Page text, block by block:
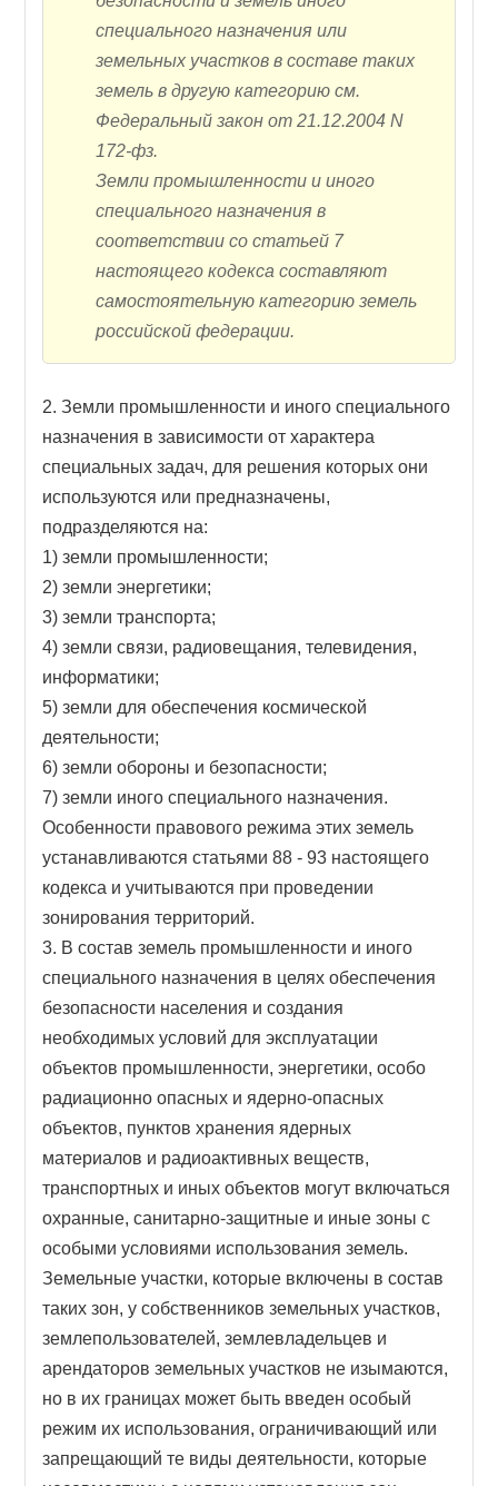
специального назначения или
земельных участков в составе таких
земель в другую категорию см.
Федеральный закон от 21.12.2004 N
172-фз.
Земли промышленности и иного
специального назначения в
соответствии со статьей 7
настоящего кодекса составляют
самостоятельную категорию земель
российской федерации.
2. Земли промышленности и иного специального
назначения в зависимости от характера
специальных задач, для решения которых они
используются или предназначены,
подразделяются на:
1) земли промышленности;
2) земли энергетики;
3) земли транспорта;
4) земли связи, радиовещания, телевидения,
информатики;
5) земли для обеспечения космической
деятельности;
6) земли обороны и безопасности;
7) земли иного специального назначения.
Особенности правового режима этих земель
устанавливаются статьями 88 - 93 настоящего
кодекса и учитываются при проведении
зонирования территорий.
3. В состав земель промышленности и иного
специального назначения в целях обеспечения
безопасности населения и создания
необходимых условий для эксплуатации
объектов промышленности, энергетики, особо
радиационно опасных и ядерно-опасных
объектов, пунктов хранения ядерных
материалов и радиоактивных веществ,
транспортных и иных объектов могут включаться
охранные, санитарно-защитные и иные зоны с
особыми условиями использования земель.
Земельные участки, которые включены в состав
таких зон, у собственников земельных участков,
землепользователей, землевладельцев и
арендаторов земельных участков не изымаются,
но в их границах может быть введен особый
режим их использования, ограничивающий или
запрещающий те виды деятельности, которые